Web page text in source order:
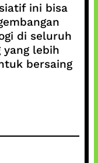
ini bisa
di seluruh
lebih
bersaing